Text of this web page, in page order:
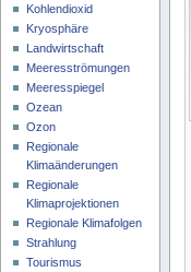
Kohlendioxid
Kryosphäre
Landwirtschaft
Meeresströmungen
Meeresspiegel
Ozean
Ozon
Regionale
Klimaänderungen
Regionale
Klimaprojektionen
Regionale Klimafolgen
Strahlung
Tourismus